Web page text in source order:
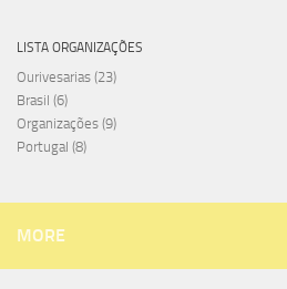
LISTA ORGANIZAÇÕES
Ourivesarias (23)
Brasil (6)
Organizações (9)
Portugal (8)
MORE